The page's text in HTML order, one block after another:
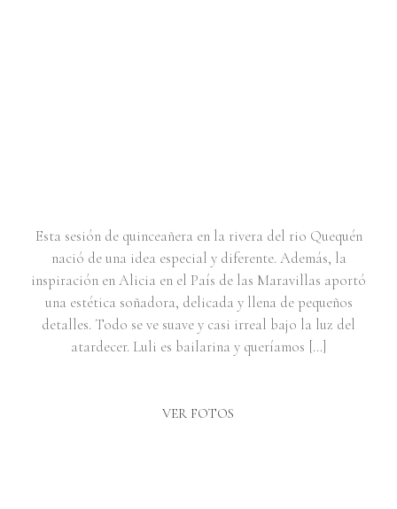
VER FOTOS
Esta sesión de quinceañera en la rivera del rio Quequén
nació de una idea especial y diferente. Además, la
inspiración en Alicia en el País de las Maravillas aportó
una estética soñadora, delicada y llena de pequeños
detalles. Todo se ve suave y casi irreal bajo la luz del
atardecer. Luli es bailarina y queríamos […]